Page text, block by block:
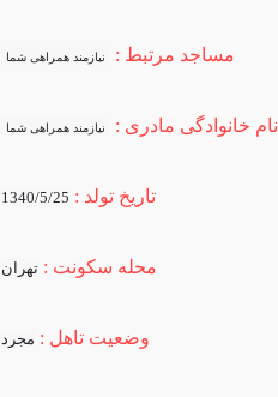
مساجد مرتبط : نیازمند همراهی شما
نام خانوادگی مادری : نیازمند همراهی شما
تاریخ تولد : 1340/5/25
محله سکونت : تهران
وضعیت تاهل : مجرد